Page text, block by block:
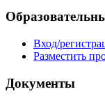
Вход/
Разместить
Документы